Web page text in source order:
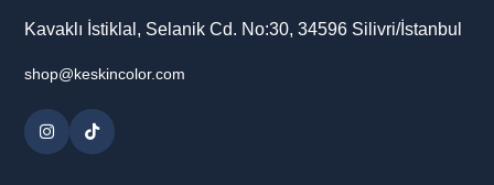
Kavaklı İstiklal, Selanik Cd. No:30, 34596 Silivri/İstanbul
shop@keskincolor.com